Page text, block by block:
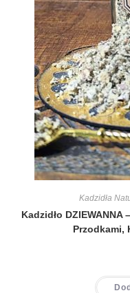
Kadzidła
Kadzidło DZIEWANNA
Przodkami,